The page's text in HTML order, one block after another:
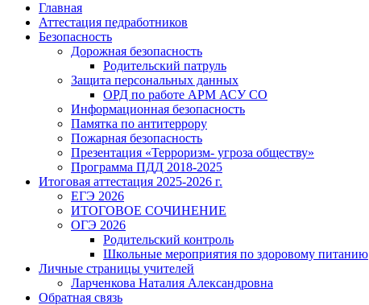
Главная
Аттестация педработников
Безопасность
Дорожная безопасность
Родительский патруль
Защита персональных данных
ОРД по работе АРМ АСУ СО
Информационная безопасность
Памятка по антитеррору
Пожарная безопасность
Презентация «Терроризм- угроза обществу»
Программа ПДД 2018-2025
Итоговая аттестация 2025-2026 г.
ЕГЭ 2026
ИТОГОВОЕ СОЧИНЕНИЕ
ОГЭ 2026
Родительский контроль
Школьные мероприятия по здоровому питанию
Личные страницы учителей
Ларченкова Наталия Александровна
Обратная связь